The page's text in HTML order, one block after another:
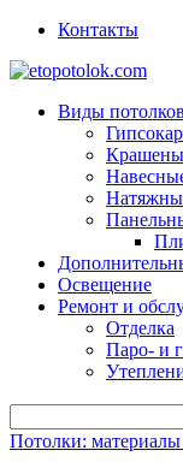
Контакты
Виды потолков
Освещение
Ремонт и
Отделка
Паро- и
Потолки: материалы